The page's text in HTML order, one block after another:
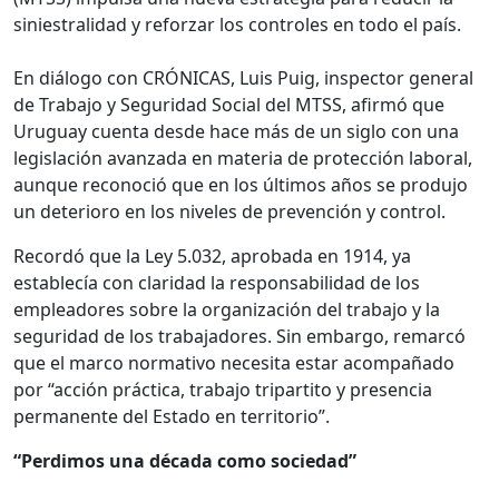
siniestralidad y reforzar los controles en todo el país.
En diálogo con CRÓNICAS, Luis Puig, inspector general
de Trabajo y Seguridad Social del MTSS, afirmó que
Uruguay cuenta desde hace más de un siglo con una
legislación avanzada en materia de protección laboral,
aunque reconoció que en los últimos años se produjo
un deterioro en los niveles de prevención y control.
Recordó que la Ley 5.032, aprobada en 1914, ya
establecía con claridad la responsabilidad de los
empleadores sobre la organización del trabajo y la
seguridad de los trabajadores. Sin embargo, remarcó
que el marco normativo necesita estar acompañado
por “acción práctica, trabajo tripartito y presencia
permanente del Estado en territorio”.
“Perdimos una década como sociedad”